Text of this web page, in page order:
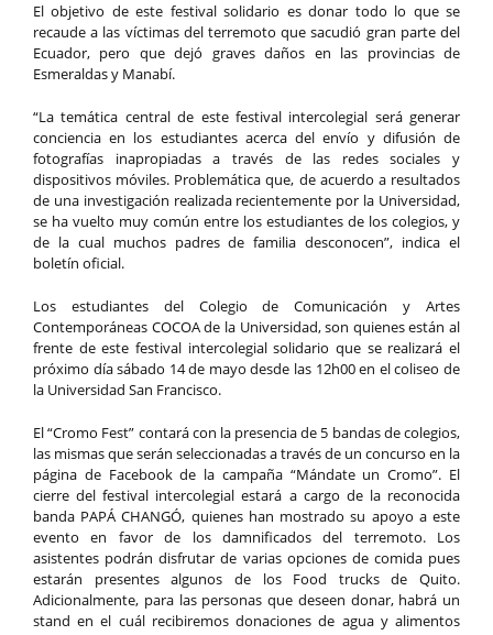
El objetivo de este festival solidario es donar todo lo que se
recaude a las víctimas del terremoto que sacudió gran parte del
Ecuador, pero que dejó graves daños en las provincias de
Esmeraldas y Manabí.
“La temática central de este festival intercolegial será generar
conciencia en los estudiantes acerca del envío y difusión de
fotografías inapropiadas a través de las redes sociales y
dispositivos móviles. Problemática que, de acuerdo a resultados
de una investigación realizada recientemente por la Universidad,
se ha vuelto muy común entre los estudiantes de los colegios, y
de la cual muchos padres de familia desconocen”, indica el
boletín oficial.
Los estudiantes del Colegio de Comunicación y Artes
Contemporáneas COCOA de la Universidad, son quienes están al
frente de este festival intercolegial solidario que se realizará el
próximo día sábado 14 de mayo desde las 12h00 en el coliseo de
la Universidad San Francisco.
El “Cromo Fest” contará con la presencia de 5 bandas de colegios,
las mismas que serán seleccionadas a través de un concurso en la
página de Facebook de la campaña “Mándate un Cromo”. El
cierre del festival intercolegial estará a cargo de la reconocida
banda PAPÁ CHANGÓ, quienes han mostrado su apoyo a este
evento en favor de los damnificados del terremoto. Los
asistentes podrán disfrutar de varias opciones de comida pues
estarán presentes algunos de los Food trucks de Quito.
Adicionalmente, para las personas que deseen donar, habrá un
stand en el cuál recibiremos donaciones de agua y alimentos